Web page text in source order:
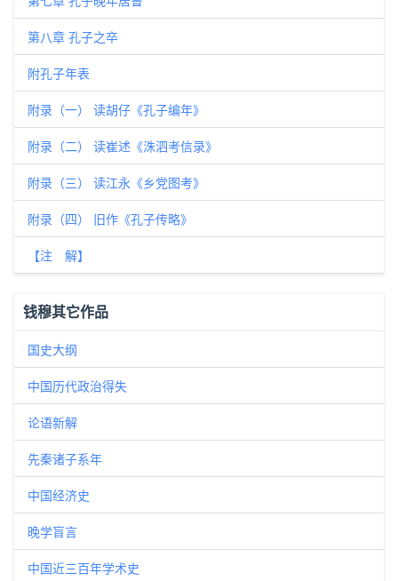
第八章 孔子之卒
附孔子年表
附录（一） 读胡仔《孔子编年》
附录（二） 读崔述《洙泗考信录》
附录（三） 读江永《乡党图考》
附录（四） 旧作《孔子传略》
【注 解】
钱穆其它作品
国史大纲
中国历代政治得失
论语新解
先秦诸子系年
中国经济史
晚学盲言
中国近三百年学术史